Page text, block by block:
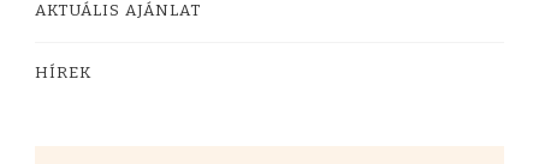
AKTUÁLIS AJÁNLAT
HÍREK